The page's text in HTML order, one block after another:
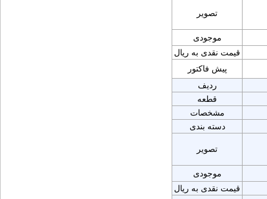
تصویر
موجودی
قیمت نقدی به ریال
پیش فاکتور
ردیف
قطعه
مشخصات
دسته بندی
تصویر
موجودی
قیمت نقدی به ریال